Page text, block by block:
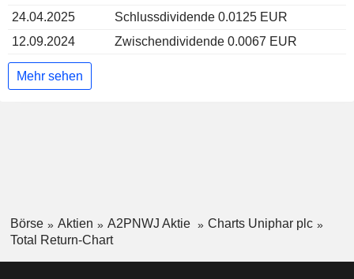
24.04.2025
Schlussdividende 0.0125 EUR
12.09.2024
Zwischendividende 0.0067 EUR
Mehr sehen
Börse Aktien A2PNWJ Aktie
Charts Uniphar plc
Total Return-Chart